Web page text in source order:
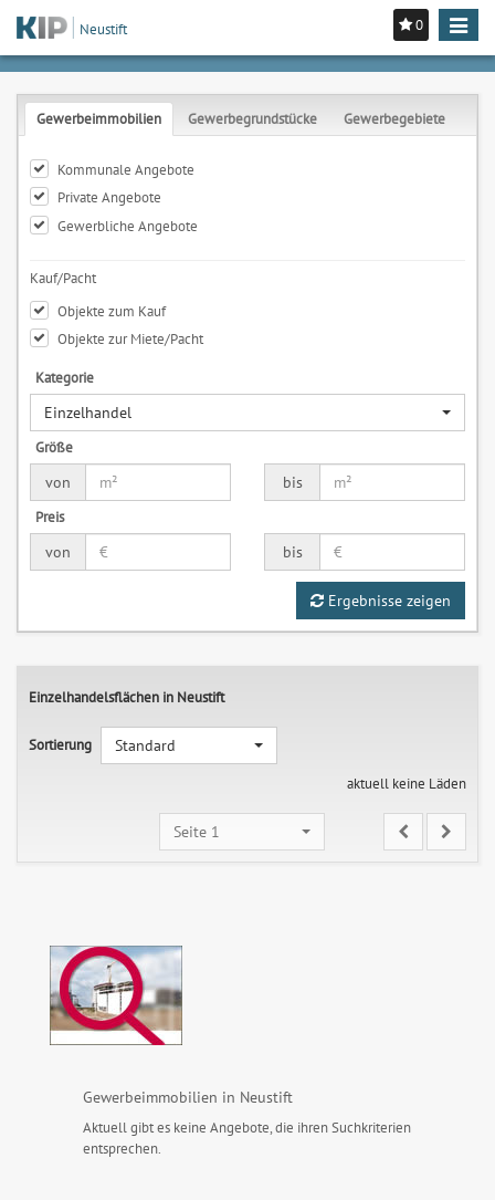
0
Toggle
Neustift
Gewerbeimmobilien Gewerbegrundstücke Gewerbegebiete
Kommunale Angebote
Private Angebote
Gewerbliche Angebote
Kauf/Pacht
Objekte zum Kauf
Objekte zur Miete/Pacht
Kategorie
Einzelhandel
Größe
von
bis
Preis
von
bis
Ergebnisse zeigen
Einzelhandelsflächen in Neustift
Sortierung
Standard
aktuell keine Läden
Seite 1
Gewerbeimmobilien in Neustift
Aktuell gibt es keine Angebote, die ihren Suchkriterien
entsprechen.